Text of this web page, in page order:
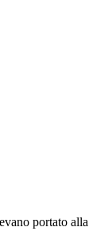
portato alla